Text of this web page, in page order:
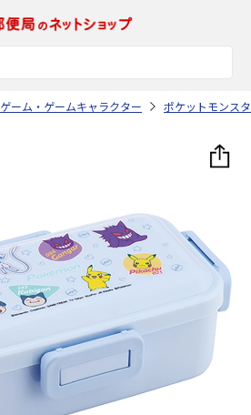
ゲーム・ゲームキャラクター ポケットモンス